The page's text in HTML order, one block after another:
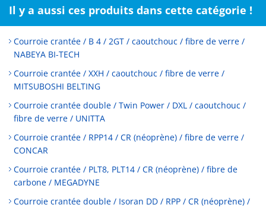
Il y a aussi ces produits dans cette catégorie !
Courroie crantée / B 4 / 2GT / caoutchouc / fibre de verre /
NABEYA BI-TECH
Courroie crantée / XXH / caoutchouc / fibre de verre /
MITSUBOSHI BELTING
Courroie crantée double / Twin Power / DXL / caoutchouc /
fibre de verre / UNITTA
Courroie crantée / RPP14 / CR (néoprène) / fibre de verre /
CONCAR
Courroie crantée / PLT8, PLT14 / CR (néoprène) / fibre de
carbone / MEGADYNE
Courroie crantée double / Isoran DD / RPP / CR (néoprène) /